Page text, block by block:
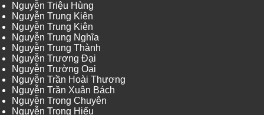
Nguyễn Triệu Hùng
Nguyễn Trung Kiên
Nguyễn Trung Kiên
Nguyễn Trung Nghĩa
Nguyễn Trung Thành
Nguyễn Trương Đại
Nguyễn Trường Oai
Nguyễn Trần Hoài Thương
Nguyễn Trần Xuân Bách
Nguyễn Trọng Chuyên
Nguyễn Trọng Hiếu